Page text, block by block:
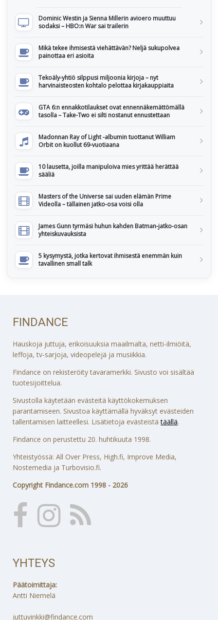
Dominic Westin ja Sienna Millerin avioero muuttuu
sodaksi – HBO:n War sai trailerin
Mikä tekee ihmisestä viehättävän? Neljä sukupolvea
painottaa eri asioita
Tekoäly-yhtiö silppusi miljoonia kirjoja – nyt
harvinaisteosten kohtalo pelottaa kirjakauppiaita
GTA 6:n ennakkotilaukset ovat ennennäkemättömällä
tasolla – Take-Two ei silti nostanut ennustettaan
Madonnan Ray of Light -albumin tuottanut William
Orbit on kuollut 69-vuotiaana
10 lausetta, joilla manipuloiva mies yrittää herättää
sääliä
Masters of the Universe sai uuden elämän Prime
Videolla – tällainen jatko-osa voisi olla
James Gunn tyrmäsi huhun kahden Batman-jatko-osan
yhteiskuvauksista
5 kysymystä, jotka kertovat ihmisestä enemmän kuin
tavallinen small talk
FINDANCE
Hauskoja juttuja, erikoisuuksia maailmalta, netti-ilmiöitä,
leffoja, tv-sarjoja, videopelejä ja musiikkia.
Findance on rekisteröity tavaramerkki. Sivusto voi sisältää
tuotesijoittelua.
Sivustolla käytetään evästeitä käyttökokemuksen
parantamiseen. Sivustoa käyttämällä hyväksyt evästeiden
tallentamisen laitteellesi. Lisätietoja evästeistätäällä.
Findance on perustettu 20. huhtikuuta 1998.
Yhteistyössä: All Over Press, High.fi, Improve Media,
Nostemedia ja Turbovisio.fi.
Copyright Findance.com 1998 - 2026
YHTEYS
Päätoimittaja:
Antti Niemelä
juttuvinkki@findance.com